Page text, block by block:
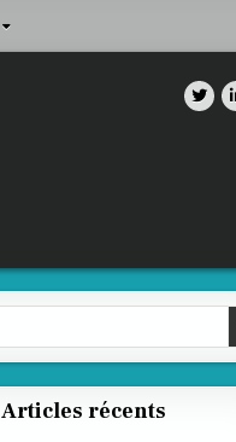
Articles récents